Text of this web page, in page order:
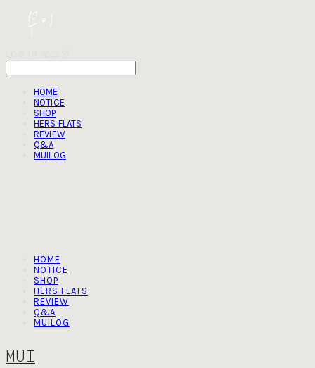
HOME
NOTICE
SHOP
HERS FLATS
REVIEW
Q&A
MUILOG
HOME
NOTICE
SHOP
HERS FLATS
REVIEW
Q&A
MUILOG
MUI